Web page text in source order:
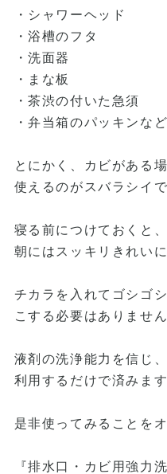
・シャワーヘッド
・浴槽のフタ
・洗面器
・まな板
・茶渋の付いた急須
・弁当箱のパッキンなど
とにかく、カビがある
使えるのがスバラシイで
寝る前につけておくと、
朝にはスッキリきれい
チカラを入れてゴシゴ
こする必要はありません
液剤の洗浄能力を信じ
利用するだけで済みます
是非使ってみることを
『排水口・カビ用強力